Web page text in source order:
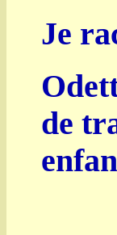
Je
de